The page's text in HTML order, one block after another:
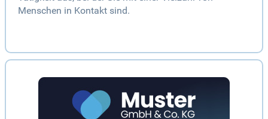
Menschen in Kontakt sind.